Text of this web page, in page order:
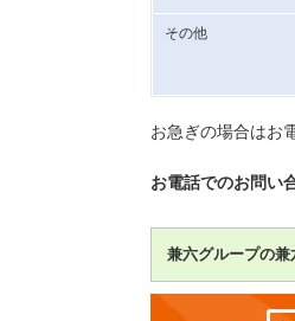
その他
お急ぎの場合はお
お電話でのお問い
兼六グループの